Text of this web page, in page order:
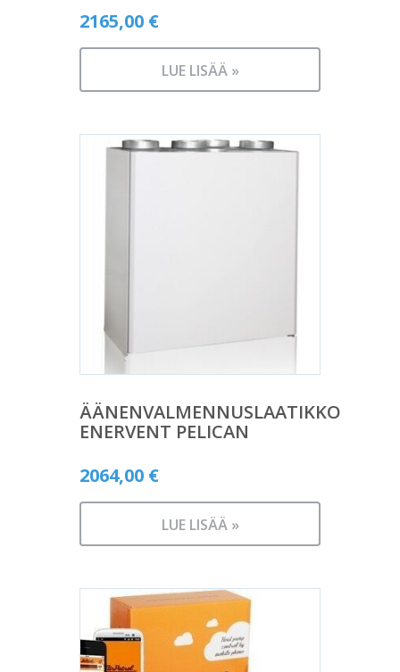
2165,00 €
LUE LISÄÄ »
ÄÄNENVALMENNUSLAATIKKO
ENERVENT PELICAN
2064,00 €
LUE LISÄÄ »